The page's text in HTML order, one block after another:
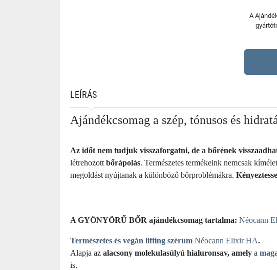
A
LEÍRÁS
Ajándékcsomag a szép, tónusos és
Az időt nem tudjuk visszaforgatni, de a bőrének
létrehozott bőrápolás. Természetes termékeink nemcsak
megoldást nyújtanak a különböző bőrproblémákra.
A GYÖNYÖRŰ BŐR ajándékcsomag tartalma: Néocann
Természetes és vegán lifting szérum Néocann Elixir HA.
Alapja az alacsony molekulasúlyú hialuronsav, amely a
is.